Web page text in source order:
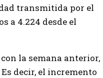
transmitida por el
a 4.224 desde el
la semana anterior,
decir, el incremento